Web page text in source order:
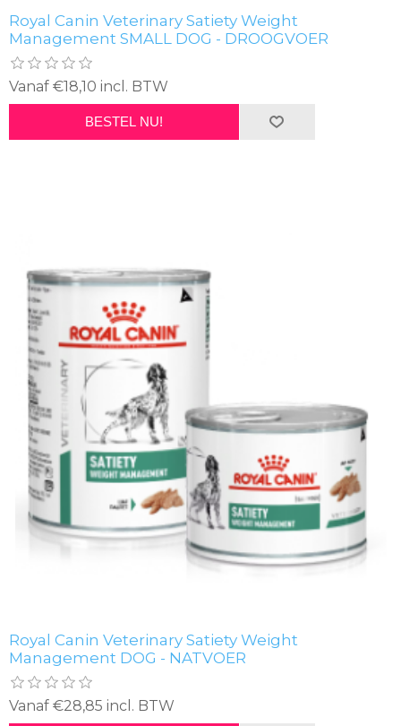
Royal Canin Veterinary Satiety Weight
Management SMALL DOG - DROOGVOER
Vanaf €18,10 incl. BTW
BESTEL NU!
Royal Canin Veterinary Satiety Weight
Management DOG - NATVOER
Vanaf €28,85 incl. BTW